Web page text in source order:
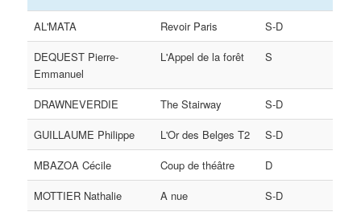
AL'MATA Revoir Paris
S-D
DEQUEST Pierre-
Emmanuel
L'Appel de la forêt S
DRAWNEVERDIE The Stairway
S-D
GUILLAUME Philippe
L'Or des Belges T2
S-D
MBAZOA Cécile
Coup de théâtre
D
MOTTIER Nathalie
A nue S-D